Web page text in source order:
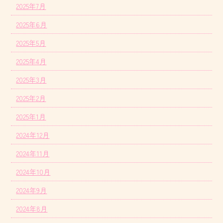
2025年7月
2025年6月
2025年5月
2025年4月
2025年3月
2025年2月
2025年1月
2024年12月
2024年11月
2024年10月
2024年9月
2024年8月